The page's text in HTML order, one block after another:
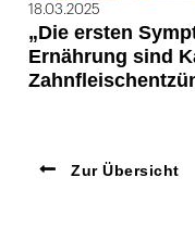
18.03.2025
„Die ersten
Ernährung sind
Zur Übersicht